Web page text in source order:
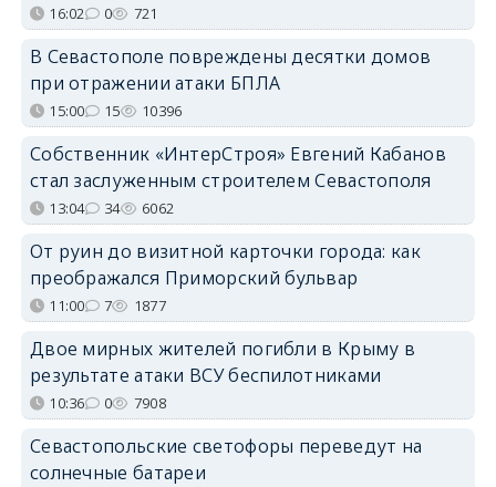
16:02 0 721
В Севастополе повреждены десятки домов
при отражении атаки БПЛА
15:00 15 10396
Собственник «ИнтерСтроя» Евгений Кабанов
стал заслуженным строителем Севастополя
13:04 34 6062
От руин до визитной карточки города: как
преображался Приморский бульвар
11:00 7 1877
Двое мирных жителей погибли в Крыму в
результате атаки ВСУ беспилотниками
10:36 0 7908
Севастопольские светофоры переведут на
солнечные батареи